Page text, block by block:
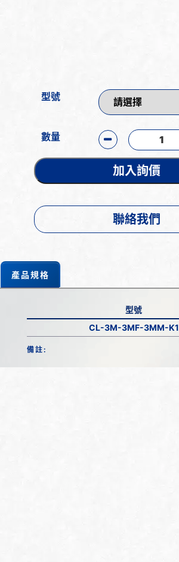
型號
數量
加入詢價
聯絡我們
產品規格
型號
CL-3M-3MF-3MM-K1
備註: